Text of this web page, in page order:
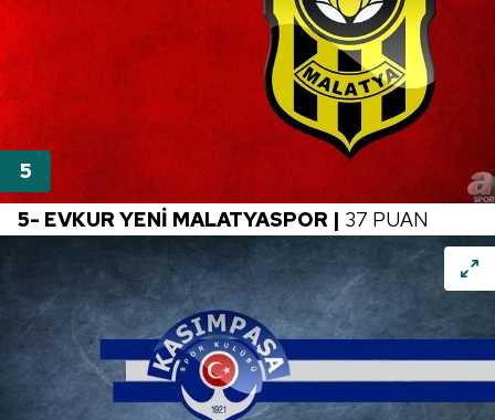
5- EVKUR YENİ MALATYASPOR | 37 PUAN